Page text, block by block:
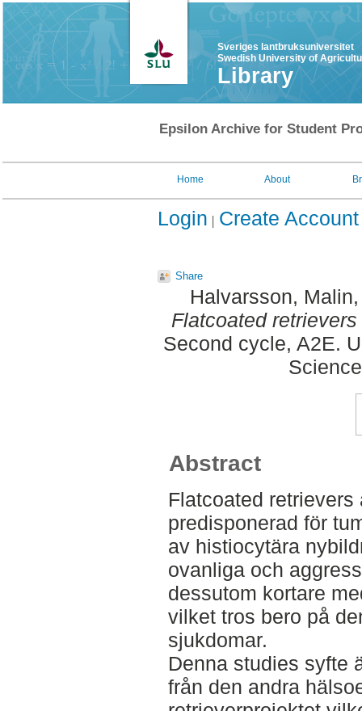
Sveriges lantbruksuniversitet
Swedish University of
Library
Epsilon Archive for Student
Home About
Login Create Account
Share
Halvarsson, Malin
Flatcoated
Second cycle, A2E.
Abstract
Flatcoated
predisponerad för
av histiocytära
ovanliga och
dessutom kortare
vilket tros bero på
sjukdomar.
Denna studies syfte
från den andra